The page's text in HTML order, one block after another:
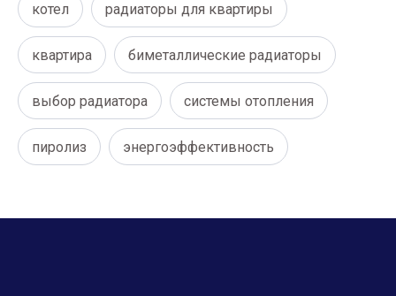
котел радиаторы для квартиры
квартира биметаллические радиаторы
выбор радиатора системы отопления
пиролиз энергоэффективность